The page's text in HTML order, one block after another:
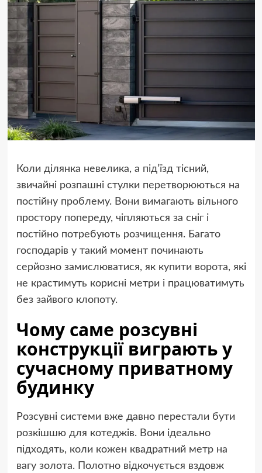
Коли ділянка невелика, а під’їзд тісний,
звичайні розпашні стулки перетворюються на
постійну проблему. Вони вимагають вільного
простору попереду, чіпляються за сніг і
постійно потребують розчищення. Багато
господарів у такий момент починають
серйозно замислюватися, як купити ворота, які
не крастимуть корисні метри і працюватимуть
без зайвого клопоту.
Чому саме розсувні
конструкції виграють у
сучасному приватному
будинку
Розсувні системи вже давно перестали бути
розкішшю для котеджів. Вони ідеально
підходять, коли кожен квадратний метр на
вагу золота. Полотно відкочується вздовж